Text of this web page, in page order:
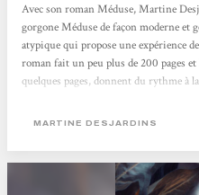
Avec son roman Méduse, Martine
gorgone Méduse de façon moderne et
atypique qui propose une expérience
roman fait un peu plus de 200 pages
quelques pages, donnent du rythme à
soutenue avec une recherche très
MARTINE DESJARDINS